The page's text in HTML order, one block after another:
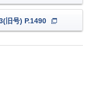
旧号) P.1490